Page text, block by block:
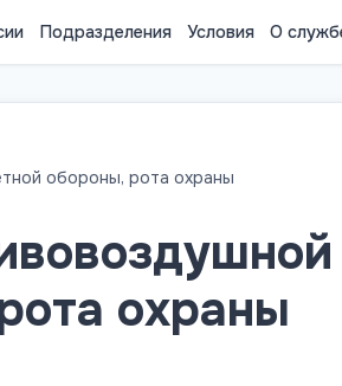
Подразделения Условия О
обороны, рота охраны
охраны